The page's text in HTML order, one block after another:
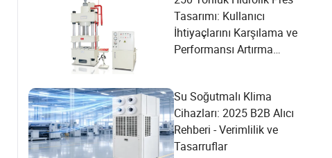
Tasarımı: Kullanıcı
İhtiyaçlarını Karşılama ve
Performansı Artırma
Su Soğutmalı Klima
Cihazları: 2025 B2B Alıcı
Rehberi - Verimlilik ve
Tasarruflar